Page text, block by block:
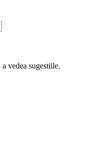
vedea sugestiile.